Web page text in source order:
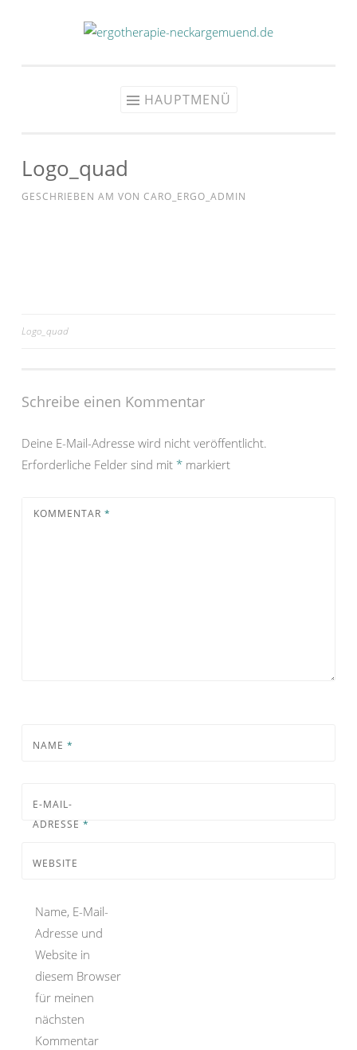
HAUPTMENÜ
Logo_quad
GESCHRIEBEN AM VON CARO_ERGO_ADMIN
Beitragsnavigation
Logo_quad
Schreibe einen Kommentar
Deine E-Mail-Adresse wird nicht veröffentlicht.
Erforderliche Felder sind mit * markiert
KOMMENTAR *
NAME *
E-MAIL-
ADRESSE *
WEBSITE
Name, E-Mail-
Adresse und
Website in
diesem Browser
für meinen
nächsten
Kommentar